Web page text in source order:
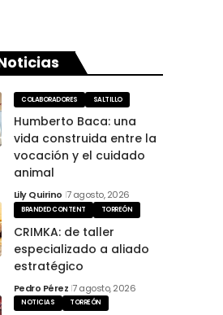
COLABORADORES SALTILLO
Humberto Baca: una
vida construida entre la
vocación y el cuidado
animal
Lily Quirino 7 agosto, 2026
BRANDED CONTENT TORREÓN
CRIMKA: de taller
especializado a aliado
estratégico
Pedro Pérez 7 agosto, 2026
NOTICIAS TORREÓN